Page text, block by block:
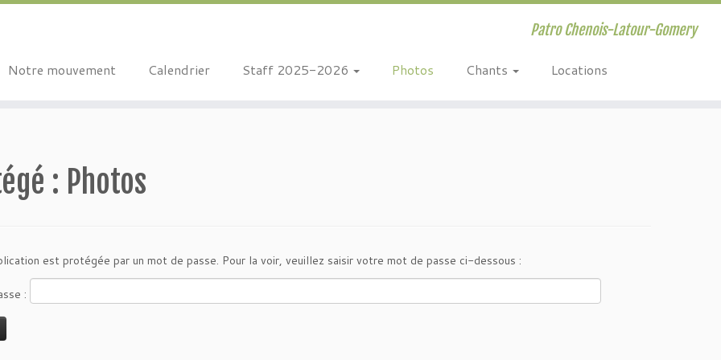
Patro Chenois-Latour-Gomery
Notre mouvement Calendrier Staff 2025-2026 Photos Chants Locations
: Photos
est protégée par un mot de passe. Pour la voir, veuillez saisir votre mot de passe ci-dessous :
: